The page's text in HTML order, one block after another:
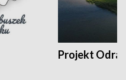
Projekt Odra